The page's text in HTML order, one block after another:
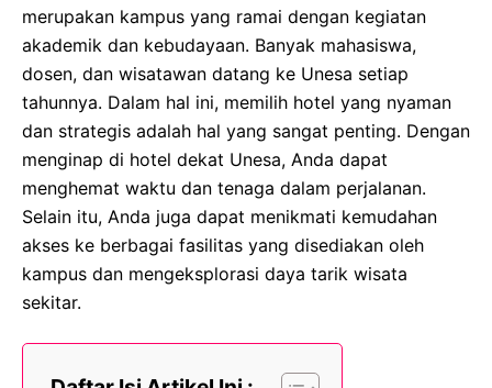
merupakan kampus yang ramai dengan kegiatan
akademik dan kebudayaan. Banyak mahasiswa,
dosen, dan wisatawan datang ke Unesa setiap
tahunnya. Dalam hal ini, memilih hotel yang nyaman
dan strategis adalah hal yang sangat penting. Dengan
menginap di hotel dekat Unesa, Anda dapat
menghemat waktu dan tenaga dalam perjalanan.
Selain itu, Anda juga dapat menikmati kemudahan
akses ke berbagai fasilitas yang disediakan oleh
kampus dan mengeksplorasi daya tarik wisata
sekitar.